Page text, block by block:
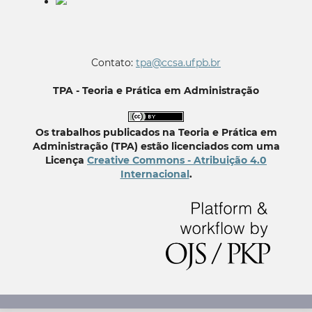
Contato: tpa@ccsa.ufpb.br
TPA - Teoria e Prática em Administração
Os trabalhos publicados na Teoria e Prática em
Administração (TPA) estão licenciados com uma
Licença Creative Commons - Atribuição 4.0
Internacional.